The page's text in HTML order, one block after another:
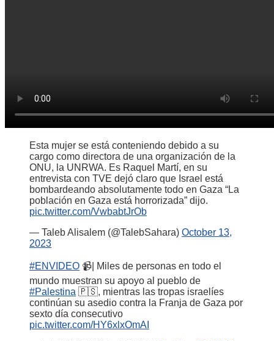
Esta mujer se está conteniendo debido a su
cargo como directora de una organización de la
ONU, la UNRWA. Es Raquel Martí, en su
entrevista con TVE dejó claro que Israel está
bombardeando absolutamente todo en Gaza “La
población en Gaza está horrorizada” dijo.
pic.twitter.com/VwbabtJrOb
— Taleb Alisalem (@TalebSahara) October 13,
2023
#ENVIDEO 📹| Miles de personas en todo el
mundo muestran su apoyo al pueblo de
#Palestina 🇵🇸, mientras las tropas israelíes
continúan su asedio contra la Franja de Gaza por
sexto día consecutivo
pic.twitter.com/HY6xlxOmAI